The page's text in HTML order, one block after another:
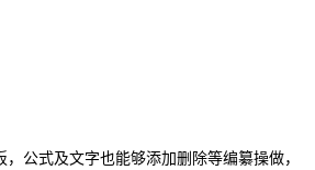
公式及文字也能够添加删除等编纂操做，